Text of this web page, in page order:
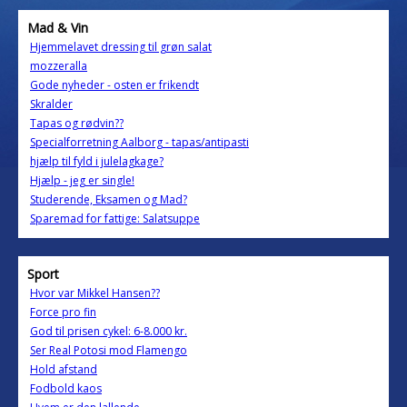
Mad & Vin
Hjemmelavet dressing til grøn salat
mozzeralla
Gode nyheder - osten er frikendt
Skralder
Tapas og rødvin??
Specialforretning Aalborg - tapas/antipasti
hjælp til fyld i julelagkage?
Hjælp - jeg er single!
Studerende, Eksamen og Mad?
Sparemad for fattige: Salatsuppe
Sport
Hvor var Mikkel Hansen??
Force pro fin
God til prisen cykel: 6-8.000 kr.
Ser Real Potosi mod Flamengo
Hold afstand
Fodbold kaos